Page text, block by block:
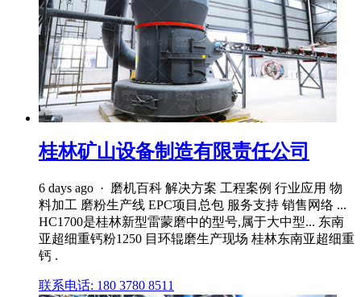
桂林矿山设备制造有限责任公司
6 days ago · 磨机百科 解决方案 工程案例 行业应用 物
料加工 磨粉生产线 EPC项目总包 服务支持 销售网络 ...
HC1700是桂林新型雷蒙磨中的型号,属于大中型... 东南
亚超细重钙粉1250 目环辊磨生产现场 桂林东南亚超细重
钙 .
联系电话: 180 3780 8511